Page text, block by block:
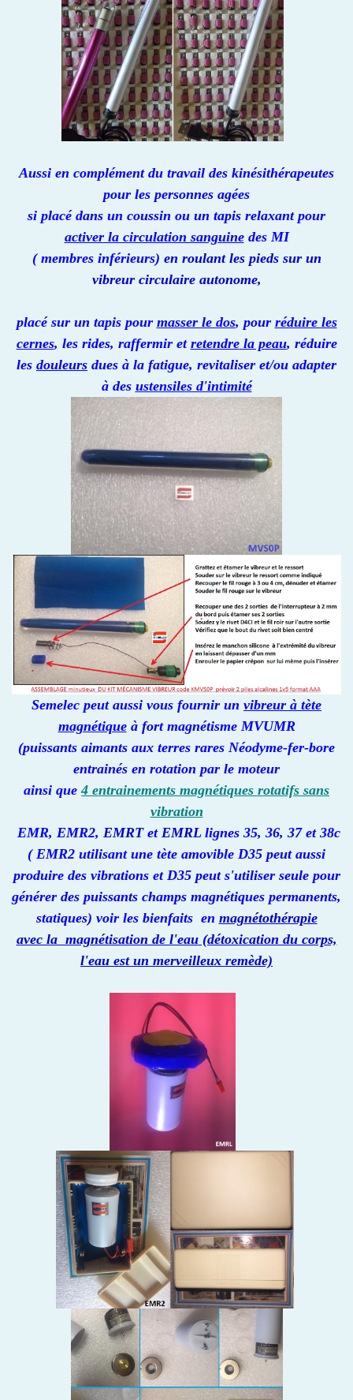
Aussi en complément du travail des kinésithérapeutes
pour les personnes agées
si placé dans un coussin ou un tapis relaxant pour
activer la circulation sanguinedes MI
( membres inférieurs) en roulant les pieds sur un
vibreur circulaire autonome,
placé sur un tapis pour masser le dos, pour réduire les
cernes, les rides, raffermir et retendrela peau, réduire
les douleurs dues à la fatigue, revitaliser et/ou adapter
à des ustensiles d'intimité
Semelec peut aussi vous fournir un vibreur à tète
magnétiqueà fort magnétisme MVUMR
(puissants aimants aux terres rares Néodyme-fer-bore
entrainés en rotation par le moteur
ainsi que4 entrainements magnétiques rotatifs sans
vibration
EMR, EMR2, EMRTet EMRLlignes 35, 36, 37 et 38c
( EMR2 utilisant une tète amovible D35 peut aussi
produire des vibrations et D35 peut s'utiliser seule pour
générer des puissants champs magnétiques permanents,
statiques) voir les bienfaits en magnétothérapie
avec la magnétisation de l'eau(détoxication du corps,
l'eau est un merveilleux remède)